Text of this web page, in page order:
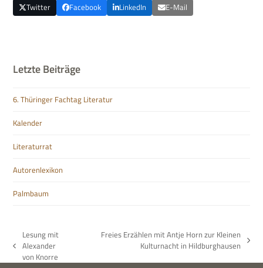
Twitter Facebook LinkedIn E-Mail
Letzte Beiträge
6. Thüringer Fachtag Literatur
Kalender
Literaturrat
Autorenlexikon
Palmbaum
vorheriger
Beitrag:
Lesung mit
Alexander
von Knorre
Freies Erzählen mit Antje Horn zur Kleinen
Kulturnacht in Hildburghausen